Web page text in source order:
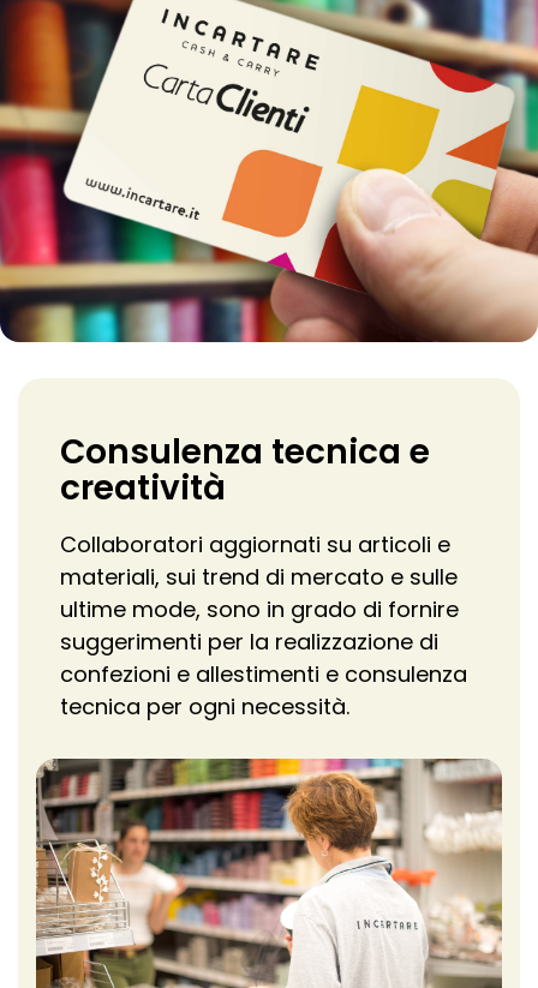
Consulenza tecnica e
creatività
Collaboratori aggiornati su articoli e
materiali, sui trend di mercato e sulle
ultime mode, sono in grado di fornire
suggerimenti per la realizzazione di
confezioni e allestimenti e consulenza
tecnica per ogni necessità.